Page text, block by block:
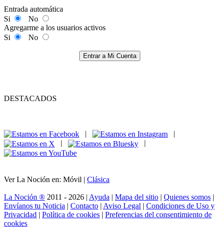
Entrada automática
Si
No
Agregarme a los usuarios activos
Si
No
Entrar a Mi Cuenta
DESTACADOS
|
|
|
|
Ver La Noción en: Móvil | Clásica
La Noción ® 2011 - 2026 | Ayuda | Mapa del sitio | Quienes somos |
Envíanos tu Noticia | Contacto | Aviso Legal | Condiciones de Uso y
Privacidad | Política de cookies | Preferencias del consentimiento de
cookies